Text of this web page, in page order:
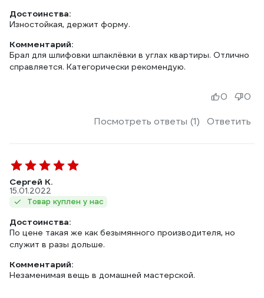
Достоинства:
Изностойкая, держит форму.
Комментарий:
Брал для шлифовки шпаклёвки в углах квартиры. Отлично
справляется. Категорически рекомендую.
Посмотреть ответы (1) Ответить
0 0
Сергей К.
15.01.2022
Товар куплен у нас
Достоинства:
По цене такая же как безымянного производителя, но
служит в разы дольше.
Комментарий:
Незаменимая вещь в домашней мастерской.